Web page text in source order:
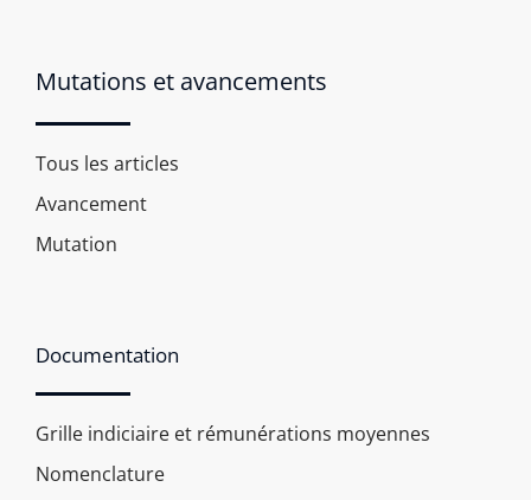
Mutations et avancements
Tous les articles
Avancement
Mutation
Documentation
Grille indiciaire et rémunérations moyennes
Nomenclature